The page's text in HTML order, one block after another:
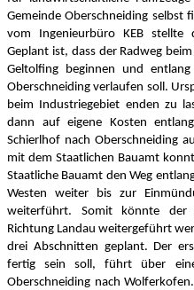
Gemeinde Oberschneiding selbst
vom Ingenieurbüro KEB stellte
Geplant ist, dass der Radweg
Geltolfing beginnen und
Oberschneiding verlaufen soll.
beim Industriegebiet enden zu
dann auf eigene Kosten
Schierlhof nach Oberschneiding
mit dem Staatlichen Bauamt
Staatliche Bauamt den Weg
Westen weiter bis zur
weiterführt. Somit könnte der
Richtung Landau weitergeführt
drei Abschnitten geplant. Der
fertig sein soll, führt über
Oberschneiding nach